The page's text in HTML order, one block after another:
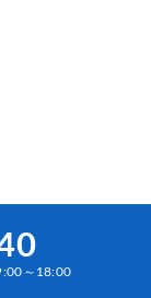
～18:00